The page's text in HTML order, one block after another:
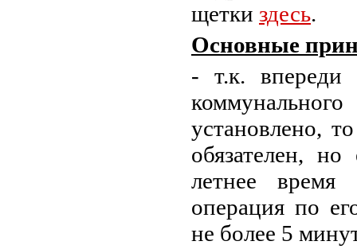
щетки здесь.
Основные
- т.к. впереди
установлено,
обязателен,
летнее
операция по
не более 5